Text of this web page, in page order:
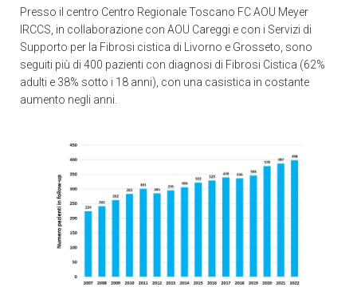
Presso il centro Centro Regionale Toscano FC AOU Meyer
IRCCS, in collaborazione con AOU Careggi e con i Servizi di
Supporto per la Fibrosi cistica di Livorno e Grosseto, sono
seguiti più di 400 pazienti con diagnosi di Fibrosi Cistica (62%
adulti e 38% sotto i 18 anni), con una casistica in costante
aumento negli anni.